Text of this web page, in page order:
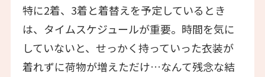
特に2着、3着と着替えを予定しているとき
は、タイムスケジュールが重要。時間を気に
していないと、せっかく持っていった衣装が
着れずに荷物が増えただけ…なんて残念な結